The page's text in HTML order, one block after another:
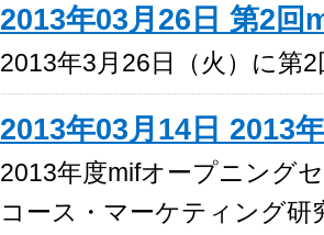
2013年03月26日 第2
2013年3月26日（火）に第
2013年03月14日 2013
2013年度mifオープニング
コース・マーケティング